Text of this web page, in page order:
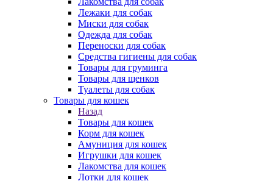
Лежаки для собак
Миски для собак
Одежда для собак
Переноски для собак
Средства гигиены для собак
Товары для груминга
Товары для щенков
Туалеты для собак
Товары для кошек
Назад
Товары для кошек
Корм для кошек
Амуниция для кошек
Игрушки для кошек
Лакомства для кошек
Лотки для кошек